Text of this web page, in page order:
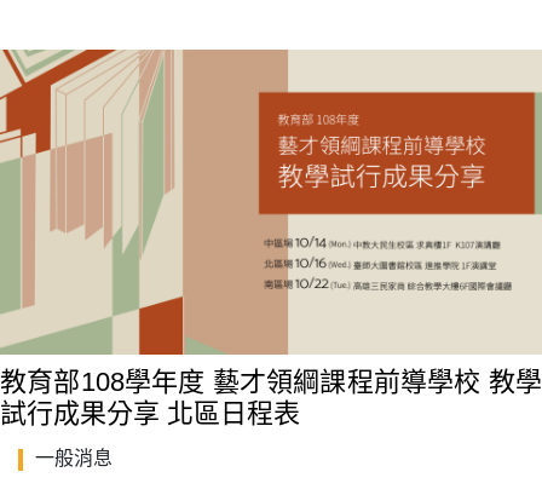
教育部108學年度 藝才領綱課程前導學校 教學
試行成果分享 北區日程表
一般消息